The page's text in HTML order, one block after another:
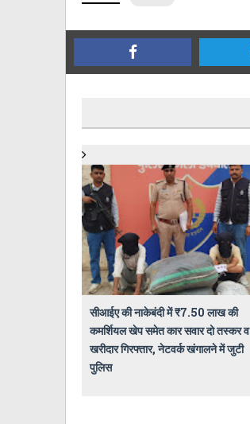
सीआईए की नाकेबंदी में ₹7.50 लाख की
कमर्शियल खेप समेत कार सवार दो तस्कर व
खरीदार गिरफ्तार, नेटवर्क खंगालने में जुटी
पुलिस